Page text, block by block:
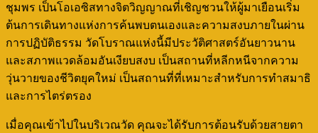
ชุมพร เป็นโอเอซิสทางจิตวิญญาณที่เชิญชวนให้ผู้มาเยือนเริ่ม
ต้นการเดินทางแห่งการค้นพบตนเองและความสงบภายในผ่าน
การปฏิบัติธรรม วัดโบราณแห่งนี้มีประวัติศาสตร์อันยาวนาน
และสภาพแวดล้อมอันเงียบสงบ เป็นสถานที่หลีกหนีจากความ
วุ่นวายของชีวิตยุคใหม่ เป็นสถานที่ที่เหมาะสำหรับการทำสมาธิ
และการไตร่ตรอง
เมื่อคุณเข้าไปในบริเวณวัด คุณจะได้รับการต้อนรับด้วยสายตา